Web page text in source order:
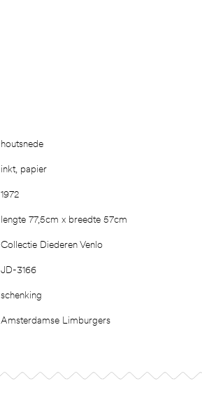
houtsnede
inkt, papier
1972
lengte 77,5cm x breedte 57cm
Collectie Diederen Venlo
JD-3166
schenking
Amsterdamse Limburgers